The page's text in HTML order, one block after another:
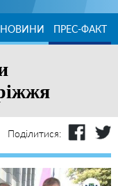
НОВИНИ ПРЕС-ФАКТ
Поділитися: